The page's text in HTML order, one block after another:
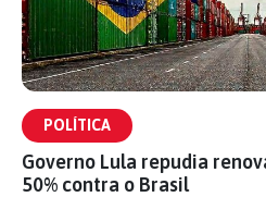
POLÍTICA
Governo Lula repudia
50% contra o Brasil